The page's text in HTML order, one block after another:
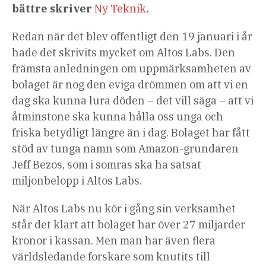
bättre skriver Ny Teknik.
Redan när det blev offentligt den 19 januari i år
hade det skrivits mycket om Altos Labs. Den
främsta anledningen om uppmärksamheten av
bolaget är nog den eviga drömmen om att vi en
dag ska kunna lura döden – det vill säga – att vi
åtminstone ska kunna hålla oss unga och
friska betydligt längre än i dag. Bolaget har fått
stöd av tunga namn som Amazon-grundaren
Jeff Bezos, som i somras ska ha satsat
miljonbelopp i Altos Labs.
När Altos Labs nu kör i gång sin verksamhet
står det klart att bolaget har över 27 miljarder
kronor i kassan. Men man har även flera
världsledande forskare som knutits till